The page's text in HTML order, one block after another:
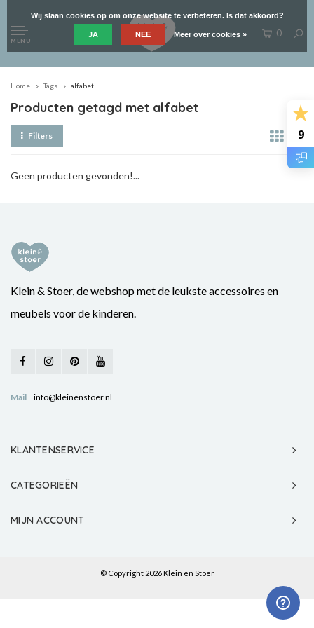
9
MENU
0
Home Tags alfabet
Producten getagd met alfabet
Filters
Geen producten gevonden!...
Klein & Stoer, de webshop met de leukste accessoires en
meubels voor de kinderen.
Mail info@kleinenstoer.nl
KLANTENSERVICE
CATEGORIEËN
MIJN ACCOUNT
© Copyright 2026 Klein en Stoer
Wij slaan cookies op om onze website te verbeteren. Is dat akkoord?
JA NEE Meer over cookies »